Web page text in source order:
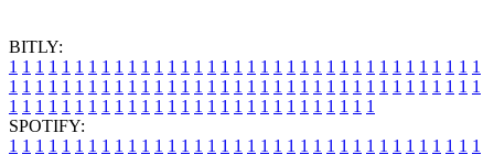
BITLY:
1 1 1 1 1 1 1 1 1 1 1 1 1 1 1 1 1 1 1 1 1 1 1 1 1 1 1 1 1 1 1 1 1 1 1 1
1 1 1 1 1 1 1 1 1 1 1 1 1 1 1 1 1 1 1 1 1 1 1 1 1 1 1 1 1 1 1 1 1 1 1 1
1 1 1 1 1 1 1 1 1 1 1 1 1 1 1 1 1 1 1 1 1 1 1 1 1 1 1 1
SPOTIFY:
1 1 1 1 1 1 1 1 1 1 1 1 1 1 1 1 1 1 1 1 1 1 1 1 1 1 1 1 1 1 1 1 1 1 1 1